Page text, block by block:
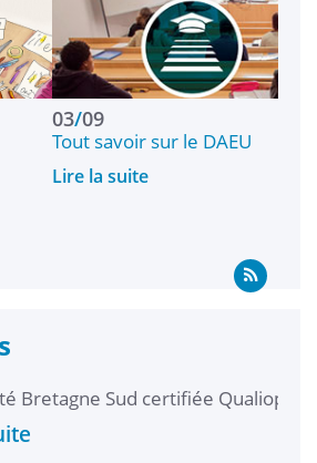
sur le DAEU
Sud certifiée Qualiopi